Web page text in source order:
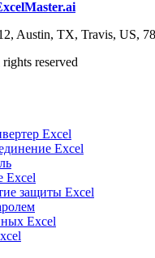
Austin, TX, Travis, US,
reserved
Excel
Excel
Excel
защиты Excel
Excel